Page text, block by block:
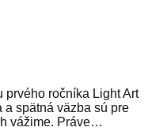
prvého ročníka Light Art
a spätná väzba sú pre
vážime. Práve…